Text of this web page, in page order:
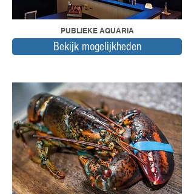
PUBLIEKE AQUARIA
Bekijk mogelijkheden